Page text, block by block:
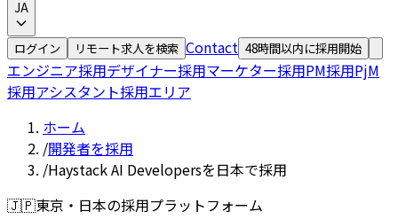
JA
ログイン リモート求人を検索 Contact 48時間以内に採用開始
エンジニア採用デザイナー採用マーケター採用PM採用PjM
採用アシスタント採用エリア
ホーム
/開発者を採用
/Haystack AI Developersを日本で採用
🇯🇵東京・日本の採用プラットフォーム